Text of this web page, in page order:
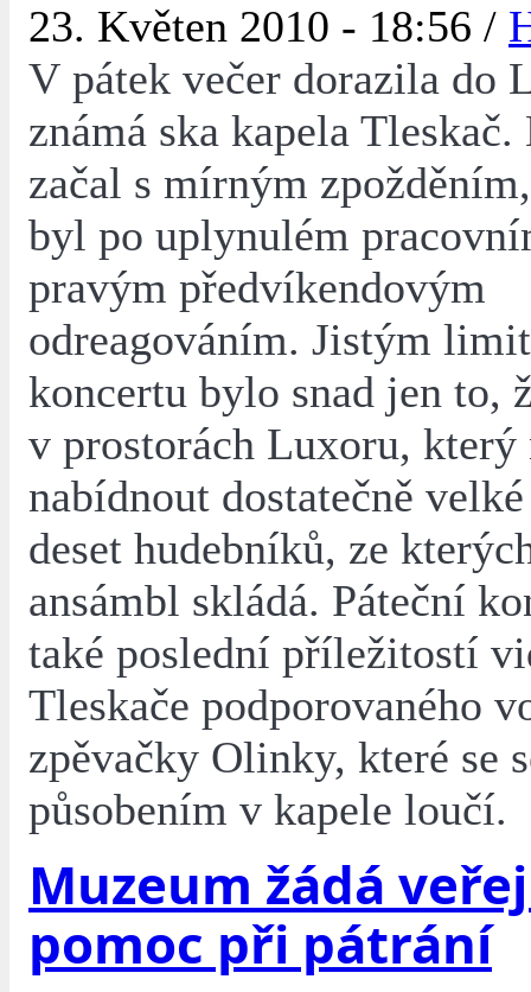
23. Květen 2010 - 18:56 /
V pátek večer dorazila do
známá ska kapela
začal s mírným
byl po uplynulém
pravým předvíkendovým
odreagováním. Jistým
koncertu bylo snad jen to,
v prostorách Luxoru, který
nabídnout dostatečně
deset hudebníků, ze
ansámbl skládá. Páteční
také poslední příležitostí
Tleskače podporovaného
zpěvačky Olinky, které se
působením v kapele loučí.
Muzeum žádá
pomoc při pátrání